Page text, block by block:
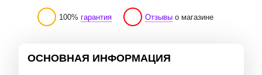
100% гарантия Отзывыо магазине
ОСНОВНАЯ ИНФОРМАЦИЯ